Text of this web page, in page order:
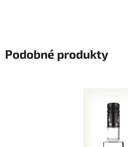
Podobné produkty